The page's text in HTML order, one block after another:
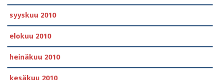
syyskuu 2010
elokuu 2010
heinäkuu 2010
kesäkuu 2010